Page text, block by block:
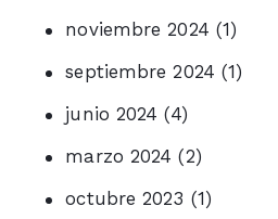
noviembre 2024 (1)
septiembre 2024 (1)
junio 2024 (4)
marzo 2024 (2)
octubre 2023 (1)